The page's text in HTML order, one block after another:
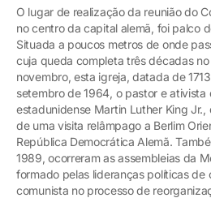
O lugar de realização da reunião do
no centro da capital alemã, foi palco
Situada a poucos metros de onde
cuja queda completa três décadas
novembro, esta igreja, datada de
setembro de 1964, o pastor e ativista
estadunidense Martin Luther King
de uma visita relâmpago a Berlim
República Democrática Alemã.
1989, ocorreram as assembleias da
formado pelas lideranças políticas de
comunista no processo de